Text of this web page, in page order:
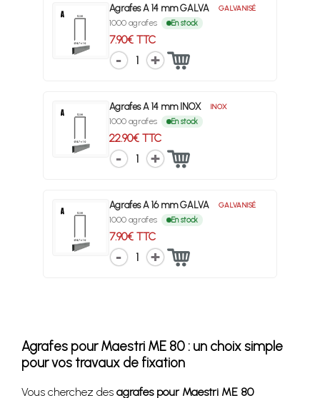
Agrafes A 14 mm GALVA GALVANISÉ
1000 agrafes En stock
7.90€ TTC
1
Agrafes A 14 mm INOX INOX
1000 agrafes En stock
22.90€ TTC
1
Agrafes A 16 mm GALVA GALVANISÉ
1000 agrafes En stock
7.90€ TTC
1
Agrafes pour Maestri ME 80 : un choix simple
pour vos travaux de fixation
Vous cherchez des agrafes pour Maestri ME 80